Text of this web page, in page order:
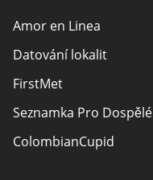
Amor en Linea
Datování lokalit
FirstMet
Seznamka Pro Dospělé
ColombianCupid